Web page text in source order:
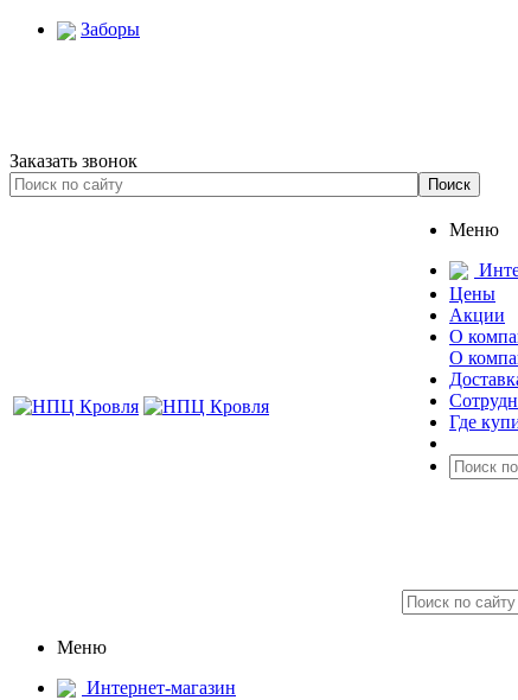
Заборы
Заказать звонок
Меню
Цены
Акции
О
О
Где
Меню
Интернет-магазин